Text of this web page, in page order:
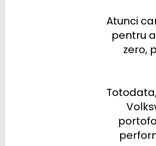
Atunci
pentru
zero,